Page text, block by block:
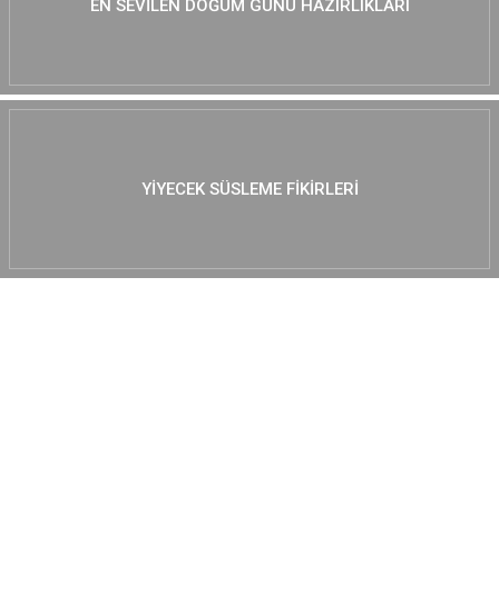
EN SEVILEN DOĞUM GÜNÜ HAZIRLIKLARI
YIYECEK SÜSLEME FIKIRLERI